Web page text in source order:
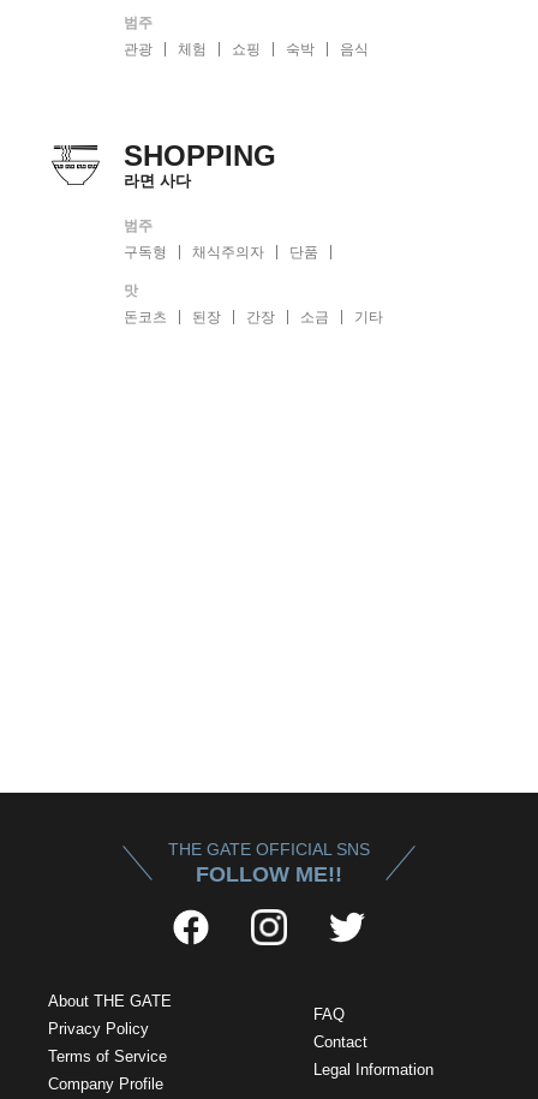
범주
관광
체험 쇼핑 숙박 음식
SHOPPING
라면 사다
범주
구독형
채식주의자 단품
맛
돈코츠
된장 간장 소금 기타
THE GATE OFFICIAL SNS
FOLLOW ME!!
About THE GATE
Privacy Policy
Terms of Service
Company Profile
FAQ
Contact
Legal Information